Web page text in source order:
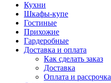
Кухни
Шкафы-купе
Гостиные
Прихожие
Гардеробные
Доставка и оплата
Как сделать заказ
Доставка
Оплата и рассрочка